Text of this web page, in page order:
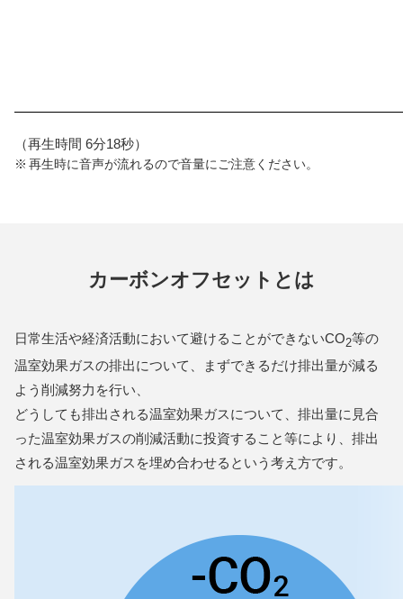
（再生時間 6分18秒）
※ 再生時に音声が流れるので音量にご注意ください。
カーボンオフセットとは
日常生活や経済活動において避けることができないCO2等の
温室効果ガスの排出について、まずできるだけ排出量が減る
よう削減努力を行い、
どうしても排出される温室効果ガスについて、排出量に見合
った温室効果ガスの削減活動に投資すること等により、排出
される温室効果ガスを埋め合わせるという考え方です。